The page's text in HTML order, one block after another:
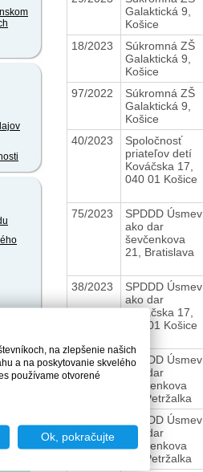
Galaktická 9,
Košice
18/2023
Súkromná ZŠ
Galaktická 9,
Košice
97/2022
Súkromná ZŠ
Galaktická 9,
Košice
40/2023
Spoločnosť
priateľov detí
Kováčska 17,
040 01 Košice
75/2023
SPDDD Úsmev
ako dar
ševčenkova
21, Bratislava
38/2023
SPDDD Úsmev
ako dar
Kováčska 17,
040 01 Košice
23/2023
SPDDD Úsmev
ako dar
Ševčenkova
21, Petržalka
SPDDD Úsmev
ako dar
Ševčenkova
21, Petržalka
na zlepšenie našich
a na poskytovanie skvelého
používame otvorené
Ok, pokračujte